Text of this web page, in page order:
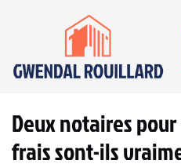
Deux notaires
frais sont-ils